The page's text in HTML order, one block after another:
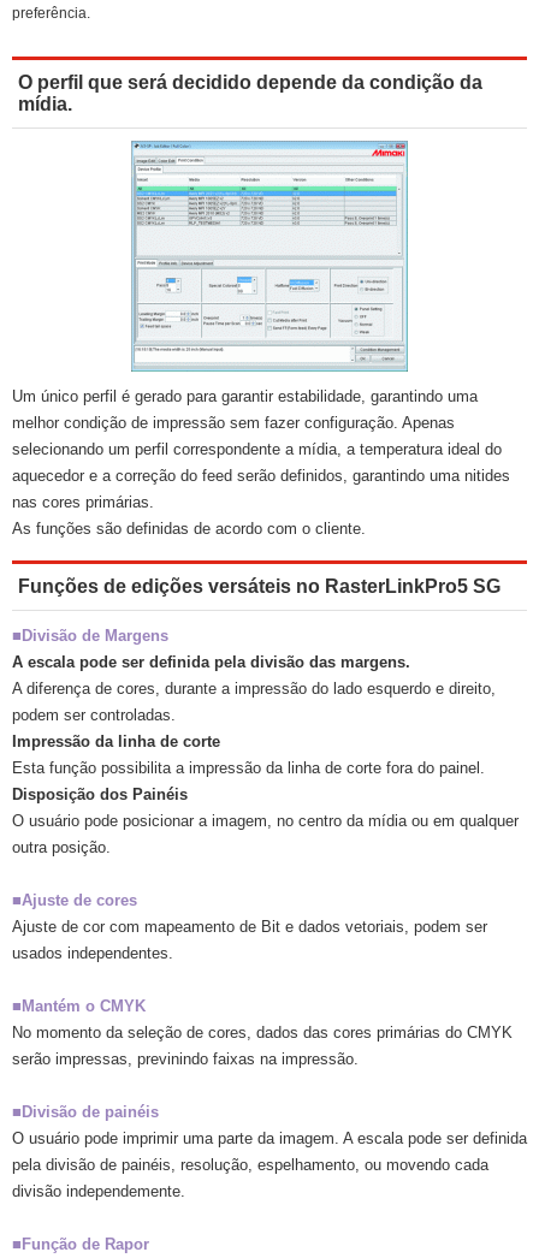
preferência.
O perfil que será decidido depende da condição da
mídia.
Um único perfil é gerado para garantir estabilidade, garantindo uma
melhor condição de impressão sem fazer configuração. Apenas
selecionando um perfil correspondente a mídia, a temperatura ideal do
aquecedor e a correção do feed serão definidos, garantindo uma nitides
nas cores primárias.
As funções são definidas de acordo com o cliente.
Funções de edições versáteis no RasterLinkPro5 SG
■Divisão de Margens
A escala pode ser definida pela divisão das margens.
A diferença de cores, durante a impressão do lado esquerdo e direito,
podem ser controladas.
Impressão da linha de corte
Esta função possibilita a impressão da linha de corte fora do painel.
Disposição dos Painéis
O usuário pode posicionar a imagem, no centro da mídia ou em qualquer
outra posição.
■Ajuste de cores
Ajuste de cor com mapeamento de Bit e dados vetoriais, podem ser
usados independentes.
■Mantém o CMYK
No momento da seleção de cores, dados das cores primárias do CMYK
serão impressas, previnindo faixas na impressão.
■Divisão de painéis
O usuário pode imprimir uma parte da imagem. A escala pode ser definida
pela divisão de painéis, resolução, espelhamento, ou movendo cada
divisão independemente.
■Função de Rapor